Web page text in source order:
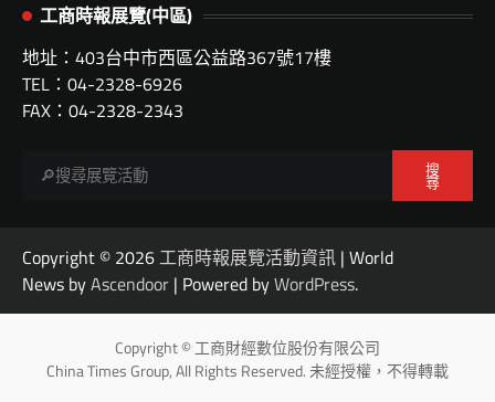
工商時報展覽(中區)
地址：403台中市西區公益路367號17樓
TEL：04-2328-6926
FAX：04-2328-2343
搜
尋
Copyright © 2026工商時報展覽活動資訊 | World
News byAscendoor | Powered byWordPress.
Copyright © 工商財經數位股份有限公司
China Times Group, All Rights Reserved. 未經授權，不得轉載